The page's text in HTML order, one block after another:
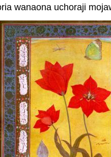
wanaona uchoraji